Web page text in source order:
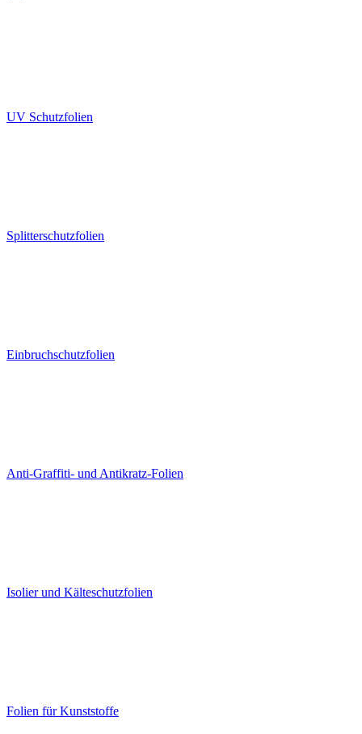
UV Schutzfolien
Splitterschutzfolien
Einbruchschutzfolien
Anti-Graffiti- und Antikratz-Folien
Isolier und Kälteschutzfolien
Folien für Kunststoffe